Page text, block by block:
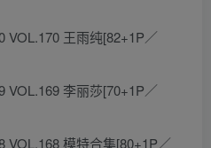
VOL.170 王雨纯[82+1P／
VOL.169 李丽莎[70+1P／
VOL.168 模特合集[80+1P／